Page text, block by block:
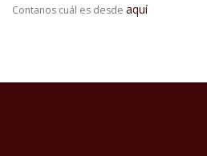
Contanos cuál es desde aquí